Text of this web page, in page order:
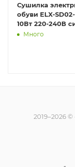
Сушилка
обуви ELX-
10Вт 220-240В
Ergolux 13980
Много
2019–2026